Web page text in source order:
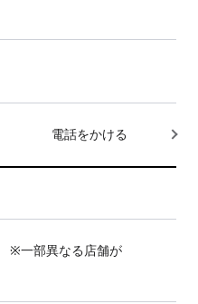
電話をかける
※一部異なる店舗が